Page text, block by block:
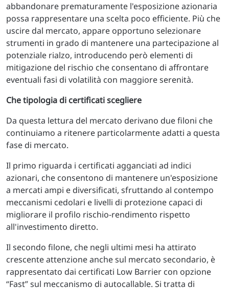
abbandonare prematuramente l'esposizione azionaria
possa rappresentare una scelta poco efficiente. Più che
uscire dal mercato, appare opportuno selezionare
strumenti in grado di mantenere una partecipazione al
potenziale rialzo, introducendo però elementi di
mitigazione del rischio che consentano di affrontare
eventuali fasi di volatilità con maggiore serenità.
Che tipologia di certificati scegliere
Da questa lettura del mercato derivano due filoni che
continuiamo a ritenere particolarmente adatti a questa
fase di mercato.
Il primo riguarda i certificati agganciati ad indici
azionari, che consentono di mantenere un'esposizione
a mercati ampi e diversificati, sfruttando al contempo
meccanismi cedolari e livelli di protezione capaci di
migliorare il profilo rischio-rendimento rispetto
all'investimento diretto.
Il secondo filone, che negli ultimi mesi ha attirato
crescente attenzione anche sul mercato secondario, è
rappresentato dai certificati Low Barrier con opzione
“Fast” sul meccanismo di autocallable. Si tratta di